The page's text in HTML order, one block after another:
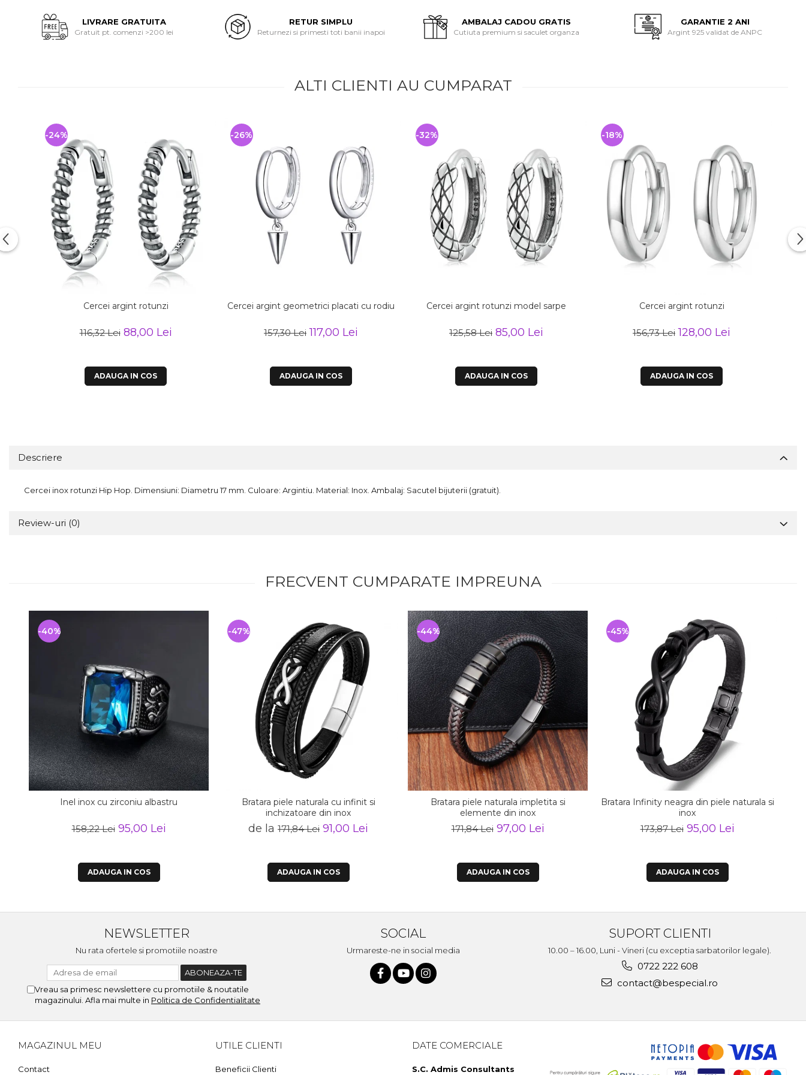
LIVRARE GRATUITA
Gratuit pt. comenzi >200 lei
RETUR SIMPLU
Returnezi si primesti toti banii inapoi
AMBALAJ CADOU GRATIS
Cutiuta premium si saculet organza
GARANTIE 2 ANI
Argint 925 validat de ANPC
ALTI CLIENTI AU CUMPARAT
Cercei argint rotunzi
116,32 Lei 88,00 Lei
-24%
ADAUGA IN COS
Cercei argint geometrici placati cu rodiu
157,30 Lei 117,00 Lei
-26%
ADAUGA IN COS
Cercei argint rotunzi model sarpe
125,58 Lei 85,00 Lei
-32%
ADAUGA IN COS
Cercei argint rotunzi
156,73 Lei 128,00 Lei
-18%
ADAUGA IN COS
Descriere
Cercei inox rotunzi Hip Hop. Dimensiuni: Diametru 17 mm. Culoare: Argintiu. Material: Inox. Ambalaj: Sacutel bijuterii (gratuit).
Review-uri (0)
FRECVENT CUMPARATE IMPREUNA
Inel inox cu zirconiu albastru
158,22 Lei 95,00 Lei
-40%
ADAUGA IN COS
Bratara piele naturala cu infinit si
inchizatoare din inox
de la 171,84 Lei 91,00 Lei
-47%
ADAUGA IN COS
Bratara piele naturala impletita si
elemente din inox
171,84 Lei 97,00 Lei
-44%
ADAUGA IN COS
Bratara Infinity neagra din piele naturala si
inox
173,87 Lei 95,00 Lei
-45%
ADAUGA IN COS
NEWSLETTER
Nu rata ofertele si promotiile noastre
Vreau sa primesc newslettere cu promotiile & noutatile
magazinului. Afla mai multe in Politica de Confidentialitate
SOCIAL
Urmareste-ne in social media
SUPORT CLIENTI
10.00 – 16.00, Luni - Vineri (cu exceptia sarbatorilor legale).
0722 222 608
contact@bespecial.ro
MAGAZINUL MEU
Contact
UTILE CLIENTI
Beneficii Clienti
DATE COMERCIALE
S.C. Admis Consultants